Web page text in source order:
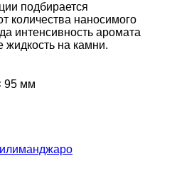
подбирается
количества наносимого
интенсивность аромата
жидкость на камни.
95 мм